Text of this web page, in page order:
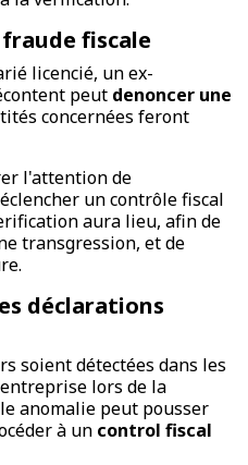
fiscale
licencié, un ex-
peut denoncer une
concernées feront
l'attention de
un contrôle fiscal
aura lieu, afin de
transgression, et de
déclarations
soient détectées dans les
lors de la
anomalie peut pousser
à un control fiscal